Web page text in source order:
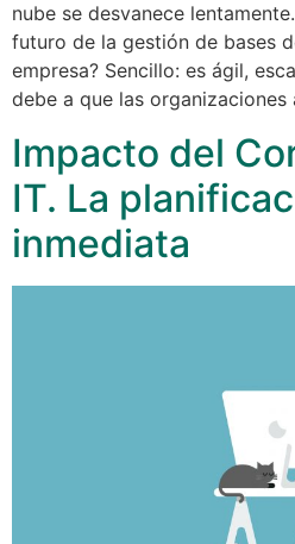
nube se desvanece
futuro de la gestión de bases
empresa? Sencillo: es ágil,
debe a que las
Impacto del
IT. La
inmediata